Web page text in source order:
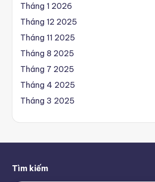
Tháng 1 2026
Tháng 12 2025
Tháng 11 2025
Tháng 8 2025
Tháng 7 2025
Tháng 4 2025
Tháng 3 2025
Tìm kiếm